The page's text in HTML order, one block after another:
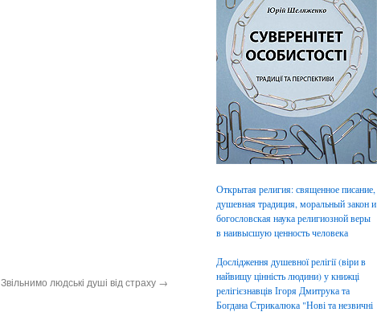
Звільнимо людські душі від страху →
Открытая религия: священное писание,
душевная традиция, моральный закон и
богословская наука религиозной веры
в наивысшую ценность человека
Дослідження душевної релігії (віри в
найвищу цінність людини) у книжці
релігієзнавців Ігоря Дмитрука та
Богдана Стрикалюка "Нові та незвичні